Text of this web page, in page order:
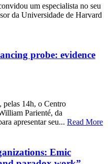
um especialista no seu
da Universidade de Harvard
probe: evidence
14h, o Centro
Parienté, da
apresentar seu... Read More
Emic